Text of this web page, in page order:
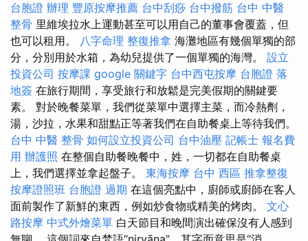
台胞證 辦理 豐原按摩推薦 台中刮痧 台中撥筋 台中 中醫
整骨 里維埃拉水上運動甚至可以用自己的董事會覆蓋，但
也可以租用。 八字命理 整復推拿 海灘地區有幾個單獨的部
分，分別用於水箱，為幼兒提供了一個單獨的海灣。 設立
投資公司 按摩課 google 關鍵字 台中西屯按摩 台胞證 落
地簽 在旅行期間，享受旅行和放鬆是完美假期的關鍵要
素。 對於晚餐菜單，我們從菜單中選擇主菜，而冷熱劑，
湯，沙拉，水果和甜點正等著我們在自助餐桌上等待我們。
台中 中醫 整骨 如何設立投資公司 台中油壓 記帳士 報名費
用 辦護照 在整個自助餐晚餐中，姓，一切都在自助餐桌
上，我們選擇並拿起盤子。 東海按摩 台中 西區 推拿整復
按摩證照班 台胞證 過期 在這個亮點中，廚師或廚師在客人
面前製作了新鮮的東西，例如炒食物或精美的烤肉。 文心
路按摩 中式外燴菜單 白天節目和晚間演出確保沒有人感到